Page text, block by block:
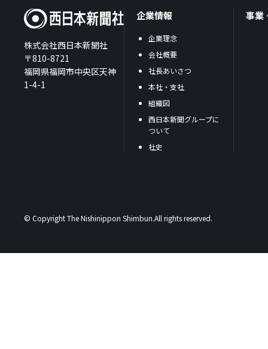
株式会社西日本新聞社
〒810-8721
福岡県福岡市中央区天神
1-4-1
企業情報
企業理念
会社概要
社長あいさつ
本社・支社
組織図
西日本新聞グループに
ついて
社史
事業
© Copyright The Nishinippon Shimbun.All rights reserved.